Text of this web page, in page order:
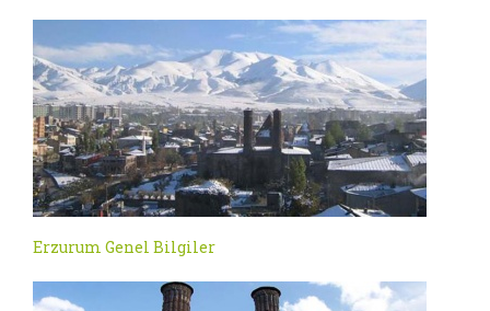
Erzurum Genel Bilgiler